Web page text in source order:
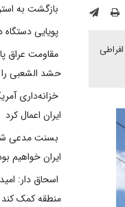
بازگشت به
پویایی دستگاه
مقاومت عراق
حشد الشعبی
خزانه‌داری
ایران اعمال کرد
بسنت مدعی
ایران خواهیم
اسحاق دار:
منطقه کمک کند